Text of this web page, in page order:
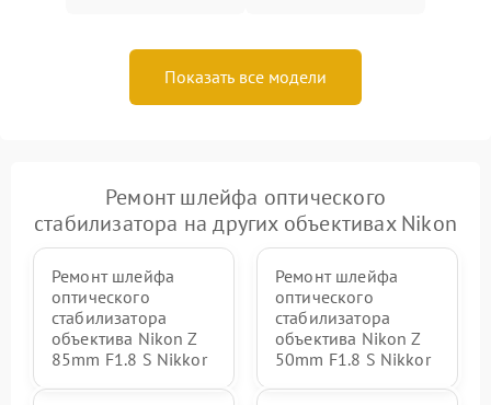
Показать все модели
Ремонт шлейфа оптического
стабилизатора на других объективах Nikon
Ремонт шлейфа
оптического
стабилизатора
объектива Nikon Z
85mm F1.8 S Nikkor
Ремонт шлейфа
оптического
стабилизатора
объектива Nikon Z
50mm F1.8 S Nikkor